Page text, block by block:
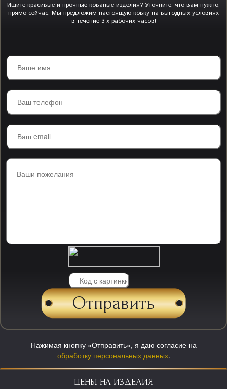
Ищите красивые и прочные кованые изделия? Уточните, что вам нужно,
прямо сейчас. Мы предложим настоящую ковку на выгодных условиях
в течение 3-х рабочих часов!
Нажимая кнопку «Отправить», я даю согласие на
обработку персональных данных.
ЦЕНЫ НА ИЗДЕЛИЯ